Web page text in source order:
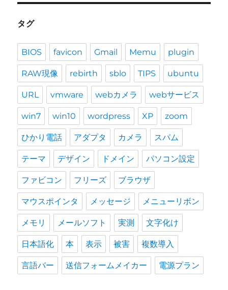
タグ
BIOS favicon Gmail Memu plugin
RAW現像 rebirth sblo TIPS ubuntu
URL vmware webカメラ webサービス
win7 win10 wordpress XP zoom
ひかり電話 アダプタ カメラ スパム
テーマ デザイン ドメイン パソコン設定
ファビコン フリーズ ブラウザ
マウスポインタ メッセージ メニューリボン
メモリ メールソフト 実測 文字化け
日本語化 本 表示 被害 複数導入
言語バー 送信フォームメイカー 電源プラン